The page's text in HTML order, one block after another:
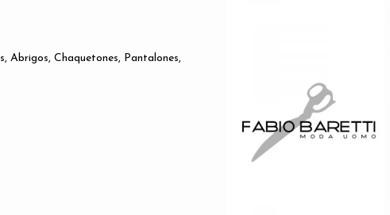
Abrigos, Chaquetones, Pantalones,